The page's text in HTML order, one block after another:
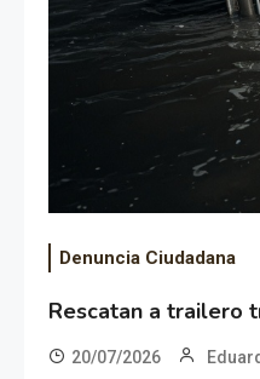
Denuncia Ciudadana
Rescatan a trailero
20/07/2026